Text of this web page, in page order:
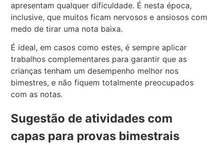
apresentam qualquer dificuldade. É nesta época,
inclusive, que muitos ficam nervosos e ansiosos com
medo de tirar uma nota baixa.
É ideal, em casos como estes, é sempre aplicar
trabalhos complementares para garantir que as
crianças tenham um desempenho melhor nos
bimestres, e não fiquem totalmente preocupados
com as notas.
Sugestão de atividades com
capas para provas bimestrais